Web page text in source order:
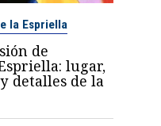
la Espriella
de
lugar,
detalles de la